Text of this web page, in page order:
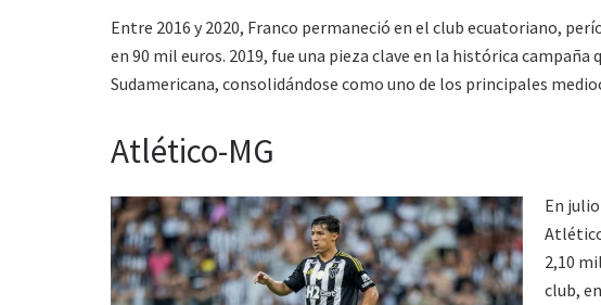
Entre 2016 y 2020, Franco permaneció en el club ecuatoriano,
en 90 mil euros. 2019, fue una pieza clave en la histórica
Sudamericana, consolidándose como uno de los principales
Atlético-MG
En
2,10
club,